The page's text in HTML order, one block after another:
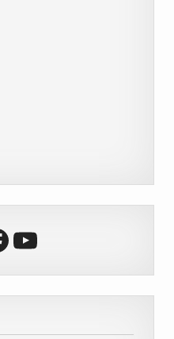
YouTube